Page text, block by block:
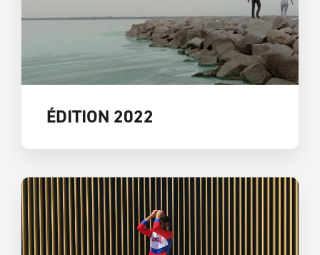
ÉDITION 2022